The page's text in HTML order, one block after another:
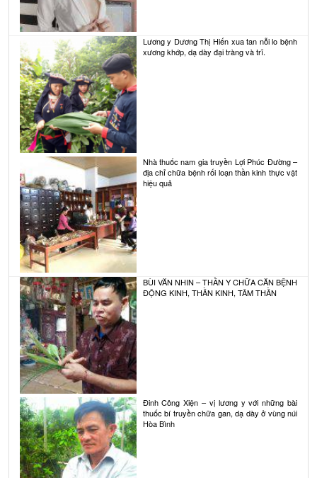
Lương y Dương Thị Hiến xua tan nỗi lo bệnh
xương khớp, dạ dày đại tràng và trĩ.
Nhà thuốc nam gia truyền Lợi Phúc Đường –
địa chỉ chữa bệnh rối loạn thần kinh thực vật
hiệu quả
BÙI VĂN NHIN – THẦN Y CHỮA CĂN BỆNH
ĐỘNG KINH, THẦN KINH, TÂM THẦN
Đinh Công Xiện – vị lương y với những bài
thuốc bí truyền chữa gan, dạ dày ở vùng núi
Hòa Bình